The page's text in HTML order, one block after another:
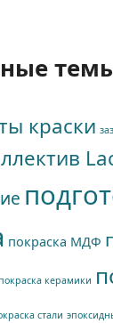
краски
покраска МДФ
покраска керамики
стали